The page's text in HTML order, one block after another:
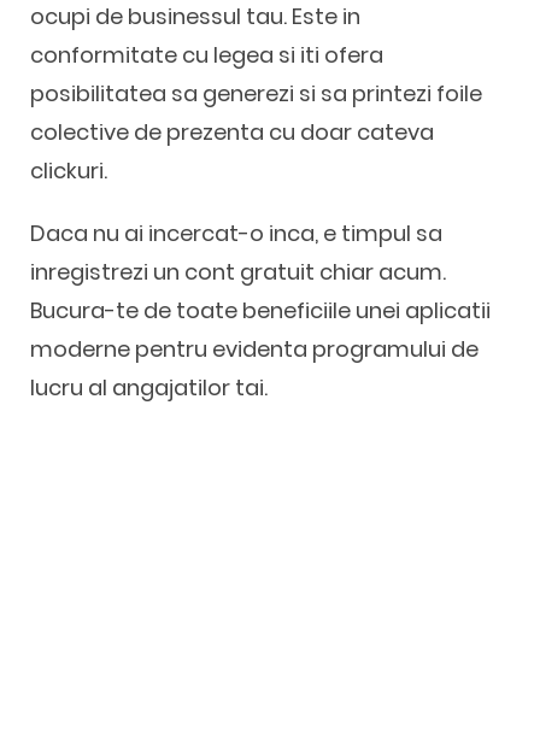
ocupi de businessul tau. Este in
conformitate cu legea si iti ofera
posibilitatea sa generezi si sa printezi foile
colective de prezenta cu doar cateva
clickuri.
Daca nu ai incercat-o inca, e timpul sa
inregistrezi un cont gratuit chiar acum.
Bucura-te de toate beneficiile unei aplicatii
moderne pentru evidenta programului de
lucru al angajatilor tai.